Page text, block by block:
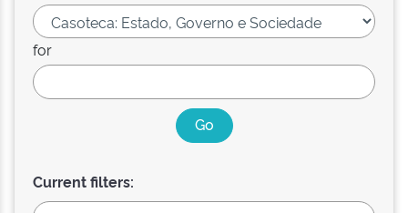
for
Current filters: